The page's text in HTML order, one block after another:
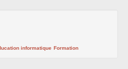
informatique Formation